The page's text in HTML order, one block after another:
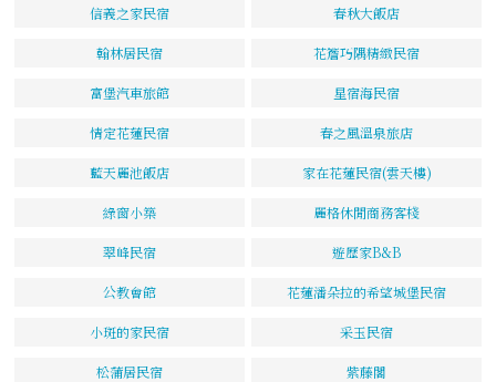
信義之家民宿 春秋大飯店
翰林居民宿 花簷巧隅精緻民宿
富堡汽車旅館 星宿海民宿
情定花蓮民宿 春之風溫泉旅店
藍天麗池飯店 家在花蓮民宿(雲天樓)
綠窗小築 麗格休閒商務客棧
翠峰民宿 遊歷家B&B
公教會館 花蓮潘朵拉的希望城堡民宿
小斑的家民宿 采玉民宿
松蒲居民宿 紫藤閣